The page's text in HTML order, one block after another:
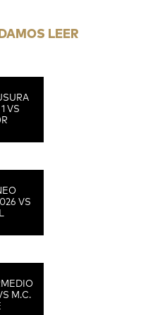
LEER
VS
VS
M.C.